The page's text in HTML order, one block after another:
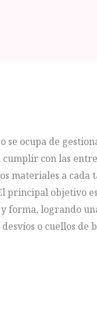
se ocupa de
con las
materiales a
principal objetivo
forma, logrando
o cuellos de